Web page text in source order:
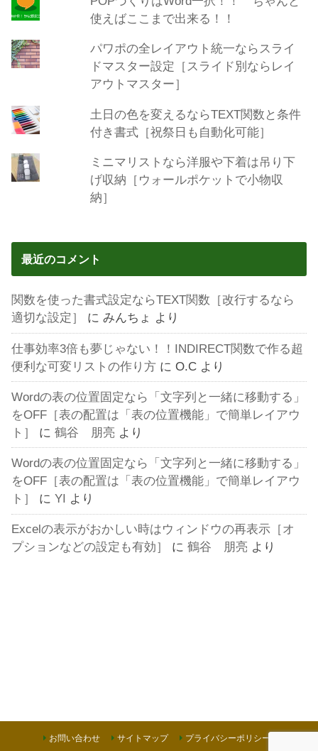
使えばここまで出来る！！
パワポの全レイアウト統一ならスライ
ドマスター設定［スライド別ならレイ
アウトマスター］
土日の色を変えるならTEXT関数と条件
付き書式［祝祭日も自動化可能］
ミニマリストなら洋服や下着は吊り下
げ収納［ウォールポケットで小物収
納］
最近のコメント
関数を使った書式設定ならTEXT関数［改行するなら
適切な設定］
にみんちょ より
仕事効率3倍も夢じゃない！！INDIRECT関数で作る超
便利な可変リストの作り方 にO.C より
Wordの表の位置固定なら「文字列と一緒に移動する」
をOFF［表の配置は「表の位置機能」で簡単レイアウ
ト］
に鶴谷 朋亮 より
Wordの表の位置固定なら「文字列と一緒に移動する」
をOFF［表の配置は「表の位置機能」で簡単レイアウ
ト］
にYI より
Excelの表示がおかしい時はウィンドウの再表示［オ
プションなどの設定も有効］
に鶴谷 朋亮 より
お問い合わせ サイトマップ プライバシーポリシー